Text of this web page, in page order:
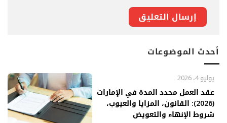
أحدث الموضوعات
عقد العمل محدد المدة في الإمارات
(2026): القانون، المزايا والعيوب،
شروط الإنهاء والتعويض
يوليو 4، 2026